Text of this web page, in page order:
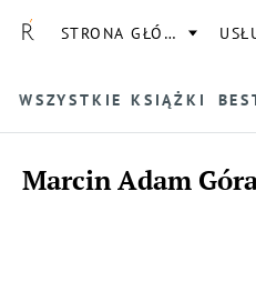
STRONA GŁÓWNA
WSZYSTKIE KSIĄŻKI
Marcin Adam